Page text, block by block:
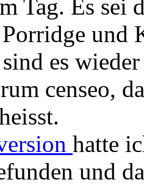
Tag. Es sei
und
es
censeo,
hatte
und